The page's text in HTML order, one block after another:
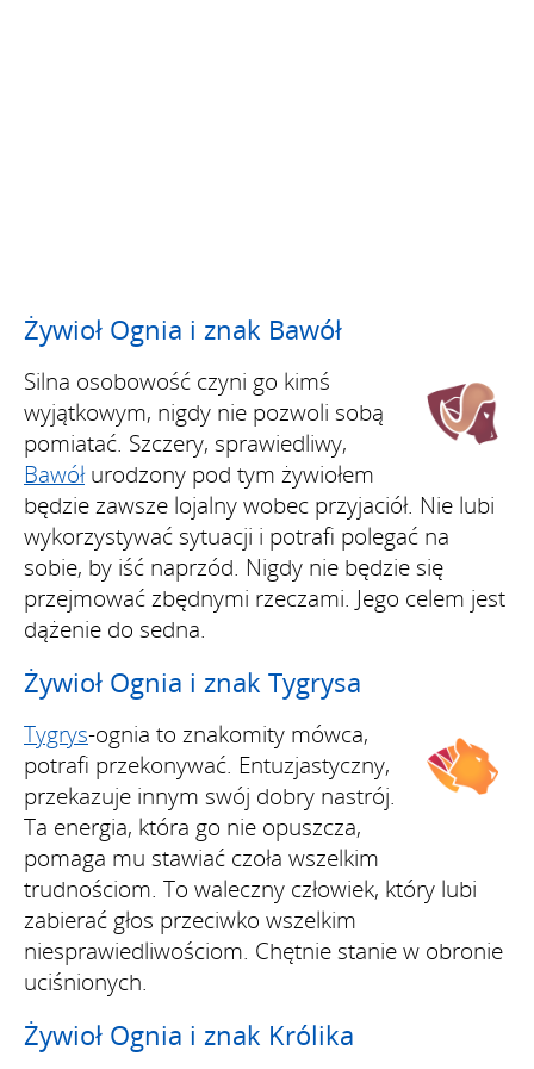
Żywioł Ognia i znak Bawół
Silna osobowość czyni go kimś
wyjątkowym, nigdy nie pozwoli sobą
pomiatać. Szczery, sprawiedliwy,
Bawółurodzony pod tym żywiołem
będzie zawsze lojalny wobec przyjaciół. Nie lubi
wykorzystywać sytuacji i potrafi polegać na
sobie, by iść naprzód. Nigdy nie będzie się
przejmować zbędnymi rzeczami. Jego celem jest
dążenie do sedna.
Żywioł Ognia i znak Tygrysa
Tygrys-ognia to znakomity mówca,
potrafi przekonywać. Entuzjastyczny,
przekazuje innym swój dobry nastrój.
Ta energia, która go nie opuszcza,
pomaga mu stawiać czoła wszelkim
trudnościom. To waleczny człowiek, który lubi
zabierać głos przeciwko wszelkim
niesprawiedliwościom. Chętnie stanie w obronie
uciśnionych.
Żywioł Ognia i znak Królika